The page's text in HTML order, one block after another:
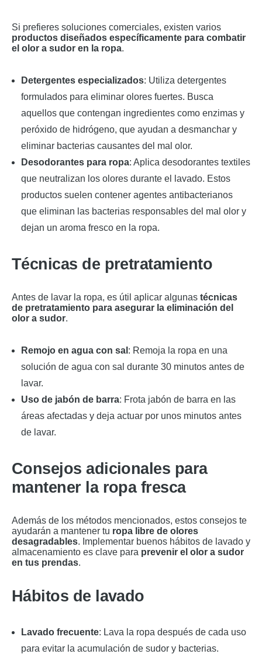
Si prefieres soluciones comerciales, existen varios
productos diseñados específicamente para combatir
el olor a sudor en la ropa.
Detergentes especializados: Utiliza detergentes
formulados para eliminar olores fuertes. Busca
aquellos que contengan ingredientes como enzimas y
peróxido de hidrógeno, que ayudan a desmanchar y
eliminar bacterias causantes del mal olor.
Desodorantes para ropa: Aplica desodorantes textiles
que neutralizan los olores durante el lavado. Estos
productos suelen contener agentes antibacterianos
que eliminan las bacterias responsables del mal olor y
dejan un aroma fresco en la ropa.
Técnicas de pretratamiento
Antes de lavar la ropa, es útil aplicar algunas técnicas
de pretratamiento para asegurar la eliminación del
olor a sudor.
Remojo en agua con sal : Remoja la ropa en una
solución de agua con sal durante 30 minutos antes de
lavar.
Uso de jabón de barra: Frota jabón de barra en las
áreas afectadas y deja actuar por unos minutos antes
de lavar.
Consejos adicionales para
mantener la ropa fresca
Además de los métodos mencionados, estos consejos te
ayudarán a mantener tu ropa libre de olores
desagradables. Implementar buenos hábitos de lavado y
almacenamiento es clave para prevenir el olor a sudor
en tus prendas.
Hábitos de lavado
Lavado frecuente: Lava la ropa después de cada uso
para evitar la acumulación de sudor y bacterias.